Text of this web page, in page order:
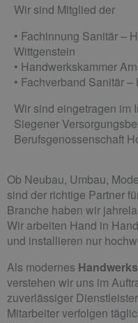
Wir sind Mitglied der
• Fachinnung Sanitär –
Wittgenstein
• Handwerkskammer
• Fachverband Sanitär
Wir sind eingetragen im
Siegener
Berufsgenossenschaft
Ob Neubau, Umbau,
sind der richtige Partner
Branche haben wir
Wir arbeiten Hand in
und installieren nur
Als modernes
verstehen wir uns im
zuverlässiger
Mitarbeiter verfolgen